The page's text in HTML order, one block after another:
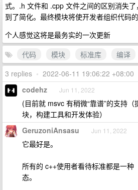
式。.h 文件和 .cpp 文件之间的区别消失
到了简化。最终模块将使开发者组织代码
个人感觉这将是最务实的一次更新
代码
模块 标准库
编译
3 replies • 2022-06-11 19:06:22 +08:00
codehz Jun 11, 2022
(目前就 msvc 有稍微“靠谱”的支持
块，构建工具和开发体验）
GeruzoniAnsasu Jun 11, 2022
它最好是。
所有的 c++使用者看待标准都是一种
态。